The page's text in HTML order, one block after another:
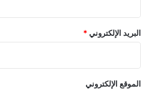
البريد الإلكتروني*
الموقع الإلكتروني